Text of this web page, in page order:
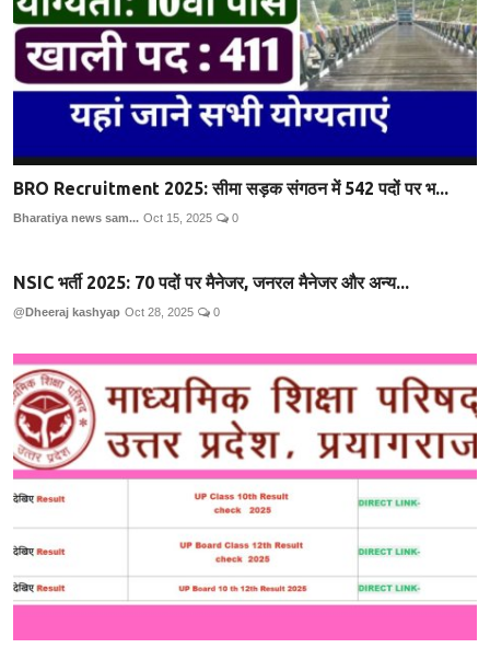
BRO Recruitment 2025: सीमा सड़क संगठन में 542 पदों पर भ...
Bharatiya news sam... Oct 15, 2025 0
NSIC भर्ती 2025: 70 पदों पर मैनेजर, जनरल मैनेजर और अन्य...
@Dheeraj kashyap Oct 28, 2025 0